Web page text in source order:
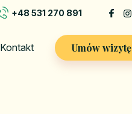
+48 531 270 891
Kontakt Umów wizytę